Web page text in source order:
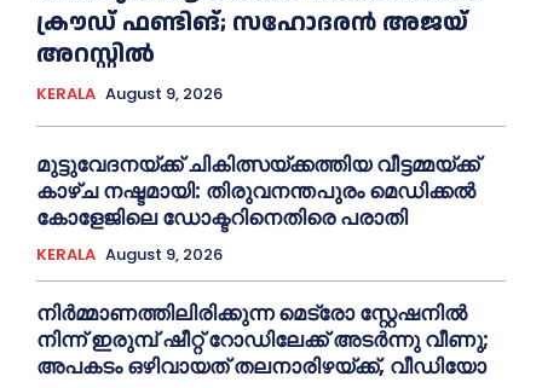
ക്രൗഡ് ഫണ്ടിങ്; സഹോദരന്‍ അജയ്
അറസ്റ്റില്‍
KERALA August 9, 2026
മുട്ടുവേദനയ്ക്ക് ചികിത്സയ്ക്കത്തിയ വീട്ടമ്മയ്ക്ക്
കാഴ്ച നഷ്ടമായി: തിരുവനന്തപുരം മെഡിക്കല്‍
കോളേജിലെ ഡോക്ടറിനെതിരെ പരാതി
KERALA August 9, 2026
നിർമ്മാണത്തിലിരിക്കുന്ന മെട്രോ സ്റ്റേഷനിൽ
നിന്ന് ഇരുമ്പ് ഷീറ്റ് റോഡിലേക്ക് അടർന്നു വീണു;
അപകടം ഒഴിവായത് തലനാരിഴയ്ക്ക്, വീഡിയോ